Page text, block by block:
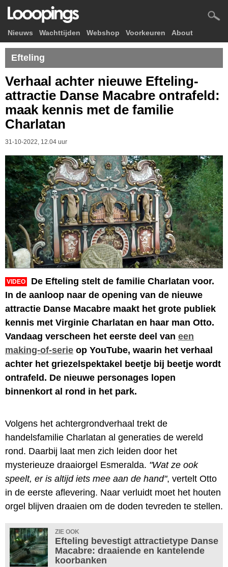
Nieuws Wachttijden Webshop Voorkeuren About
Efteling
Verhaal achter nieuwe Efteling-
attractie Danse Macabre ontrafeld:
maak kennis met de familie
Charlatan
31-10-2022, 12.04 uur
VIDEO
De Efteling stelt de familie Charlatan voor.
In de aanloop naar de opening van de nieuwe
attractie Danse Macabre maakt het grote publiek
kennis met Virginie Charlatan en haar man Otto.
Vandaag verscheen het eerste deel van een
making-of-serie op YouTube, waarin het verhaal
achter het griezelspektakel beetje bij beetje wordt
ontrafeld. De nieuwe personages lopen
binnenkort al rond in het park.
Volgens het achtergrondverhaal trekt de
handelsfamilie Charlatan al generaties de wereld
rond. Daarbij laat men zich leiden door het
mysterieuze draaiorgel Esmeralda. "Wat ze ook
speelt, er is altijd iets mee aan de hand", vertelt Otto
in de eerste aflevering. Naar verluidt moet het houten
orgel blijven draaien om de doden tevreden te stellen.
ZIE OOK
Efteling bevestigt attractietype Danse
Macabre: draaiende en kantelende
koorbanken